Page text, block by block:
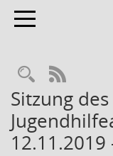
Toggle navigation
RSS-
Sitzung des